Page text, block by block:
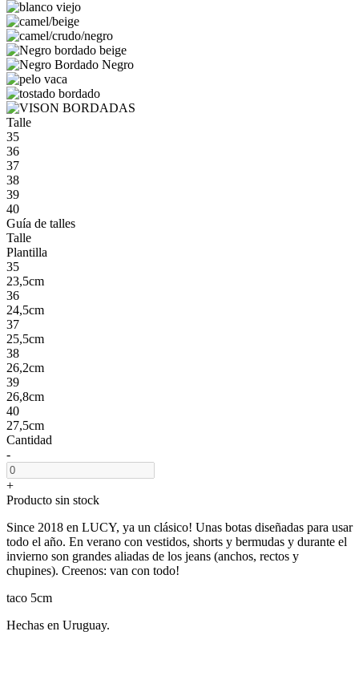
Talle
35
36
37
38
39
40
Guía de talles
Talle
Plantilla
35
23,5cm
36
24,5cm
37
25,5cm
38
26,2cm
39
26,8cm
40
27,5cm
Cantidad
-
+
Producto sin stock
Since 2018 en LUCY, ya un clásico! Unas botas diseñadas para usar
todo el año. En verano con vestidos, shorts y bermudas y durante el
invierno son grandes aliadas de los jeans (anchos, rectos y
chupines). Creenos: van con todo!
taco 5cm
Hechas en Uruguay.